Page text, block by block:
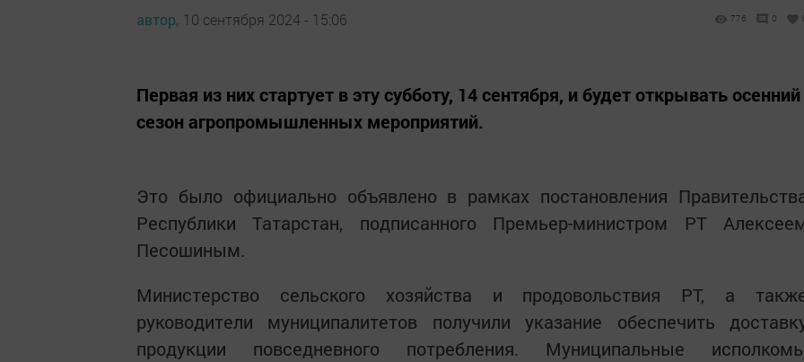
автор, 10 сентября 2024 - 15:06 776 0
Первая из них стартует в эту субботу, 14 сентября, и будет открывать осенний
сезон агропромышленных мероприятий.
Это было официально объявлено в рамках постановления
Республики Татарстан, подписанного Премьер-министром РТ
Песошиным.
Министерство сельского хозяйства и продовольствия РТ, а
руководители муниципалитетов получили указание обеспечить
продукции повседневного потребления. Муниципальные